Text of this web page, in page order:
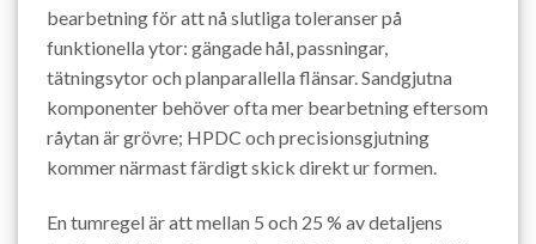
bearbetning för att nå slutliga toleranser på
funktionella ytor: gängade hål, passningar,
tätningsytor och planparallella flänsar. Sandgjutna
komponenter behöver ofta mer bearbetning eftersom
råytan är grövre; HPDC och precisionsgjutning
kommer närmast färdigt skick direkt ur formen.
En tumregel är att mellan 5 och 25 % av detaljens